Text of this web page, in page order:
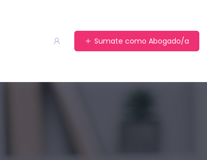
Sumate como Abogado/a